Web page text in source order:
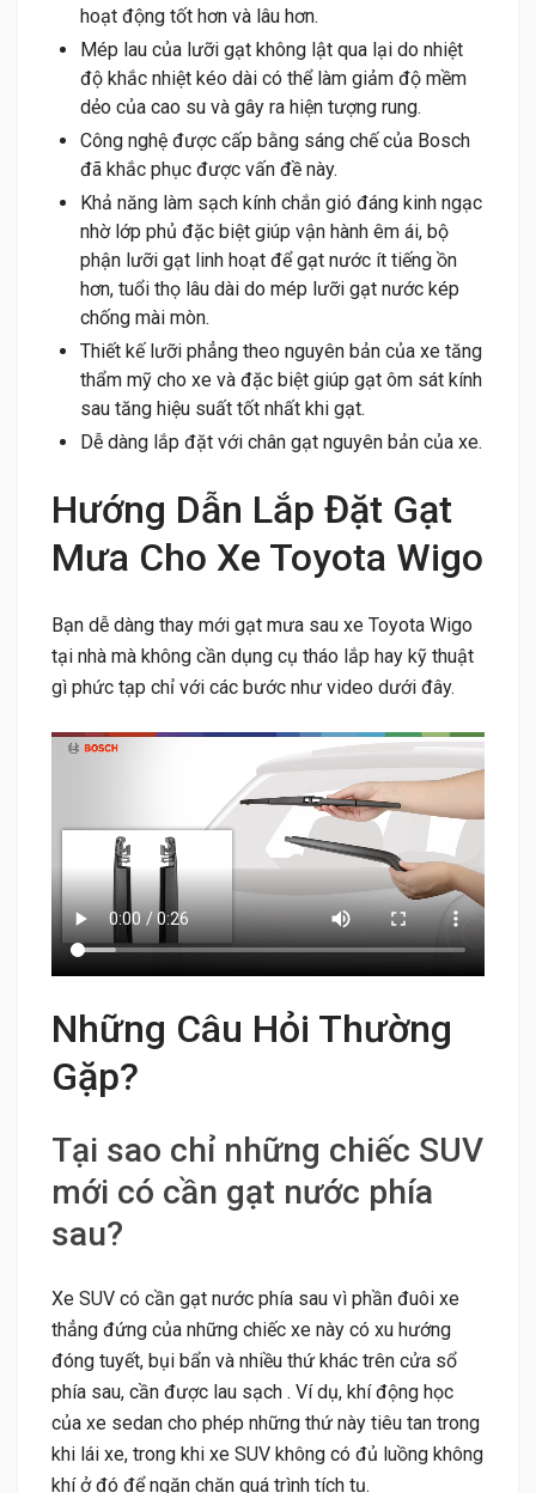
hoạt động tốt hơn và lâu hơn.
Mép lau của lưỡi gạt không lật qua lại do nhiệt
độ khắc nhiệt kéo dài có thể làm giảm độ mềm
dẻo của cao su và gây ra hiện tượng rung.
Công nghệ được cấp bằng sáng chế của Bosch
đã khắc phục được vấn đề này.
Khả năng làm sạch kính chắn gió đáng kinh ngạc
nhờ lớp phủ đặc biệt giúp vận hành êm ái, bộ
phận lưỡi gạt linh hoạt để gạt nước ít tiếng ồn
hơn, tuổi thọ lâu dài do mép lưỡi gạt nước kép
chống mài mòn.
Thiết kế lưỡi phẳng theo nguyên bản của xe tăng
thẩm mỹ cho xe và đặc biệt giúp gạt ôm sát kính
sau tăng hiệu suất tốt nhất khi gạt.
Dễ dàng lắp đặt với chân gạt nguyên bản của xe.
Hướng Dẫn Lắp Đặt Gạt
Mưa Cho Xe Toyota Wigo
Bạn dễ dàng thay mới gạt mưa sau xe Toyota Wigo
tại nhà mà không cần dụng cụ tháo lắp hay kỹ thuật
gì phức tạp chỉ với các bước như video dưới đây.
Những Câu Hỏi Thường
Gặp?
Tại sao chỉ những chiếc SUV
mới có cần gạt nước phía
sau?
Xe SUV có cần gạt nước phía sau vì phần đuôi xe
thẳng đứng của những chiếc xe này có xu hướng
đóng tuyết, bụi bẩn và nhiều thứ khác trên cửa sổ
phía sau, cần được lau sạch . Ví dụ, khí động học
của xe sedan cho phép những thứ này tiêu tan trong
khi lái xe, trong khi xe SUV không có đủ luồng không
khí ở đó để ngăn chặn quá trình tích tụ.